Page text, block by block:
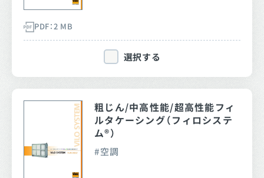
PDF：2 MB
選択する
粗じん/中高性能/超高性能フィ
ルタケーシング（フィロシステ
ム®）
空調